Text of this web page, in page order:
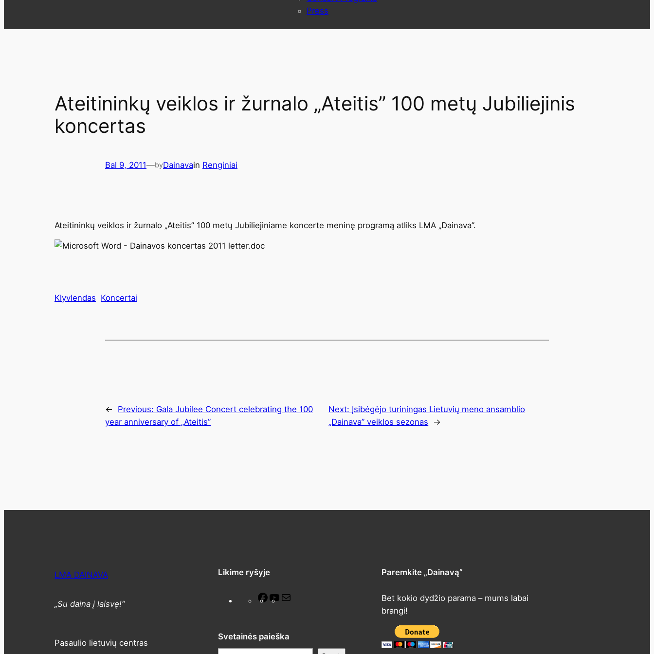
Press
Ateitininkų veiklos ir žurnalo „Ateitis” 100 metų Jubiliejinis
koncertas
Bal 9, 2011—byDainavain Renginiai
Ateitininkų veiklos ir žurnalo „Ateitis” 100 metų Jubiliejiniame koncerte meninę programą atliks LMA „Dainava”.
Klyvlendas Koncertai
← Previous: Gala Jubilee Concert celebrating the 100
year anniversary of „Ateitis”
Next: Įsibėgėjo turiningas Lietuvių meno ansamblio
„Dainava” veiklos sezonas
→
LMA DAINAVA
„Su daina į laisvę!“
Pasaulio lietuvių centras
Likime ryšyje
F
e
b
Y
T
u
Svetainės paieška
Paremkite „Dainavą”
Bet kokio dydžio parama – mums labai
brangi!